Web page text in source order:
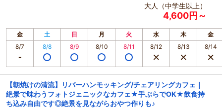
大人（中学生以上）
4,600円～
金 土 日 月 火 水 木
金
8/7
8/8 8/9 8/10 8/11 8/12 8/13 8/14
【朝焼けの清流】リバーハンモッキング/チェアリングカフェ｜
絶景で味わうフォトジェニックなカフェ★手ぶらでOK★飲食持
ち込み自由です◎絶景を見ながらおやつ作りも♪